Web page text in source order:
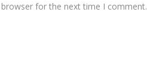
for the next time I comment.